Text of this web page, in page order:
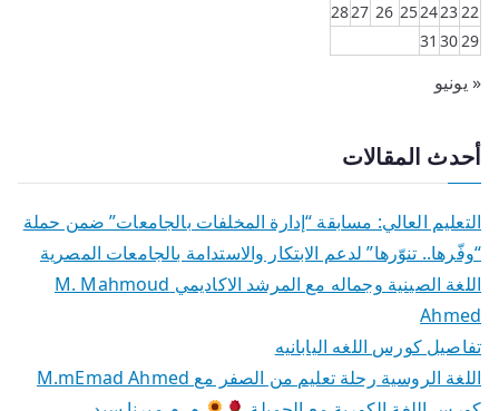
22
23
24
25
26
27
28
29
30
31
« يونيو
أحدث المقالات
التعليم العالي: مسابقة “إدارة المخلفات بالجامعات” ضمن حملة
“وفّرها.. تنوّرها” لدعم الابتكار والاستدامة بالجامعات المصرية
اللغة الصينية وجماله مع المرشد الاكاديمي M. Mahmoud
Ahmed
تفاصيل كورس اللغه اليابانيه
اللغة الروسية رحلة تعليم من الصفر مع M.mEmad Ahmed